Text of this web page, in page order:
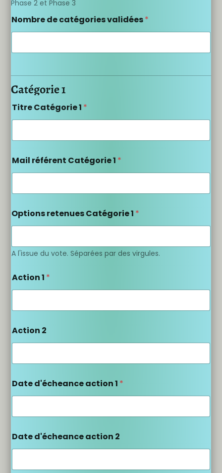
Phase 2 et Phase 3
Nombre de catégories validées*
Catégorie 1
Titre Catégorie 1 *
Mail référent Catégorie 1 *
Options retenues Catégorie 1 *
A l'issue du vote. Séparées par des virgules.
Action 1 *
Action 2
Date d'écheance action 1 *
Date d'écheance action 2